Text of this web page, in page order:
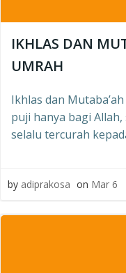
IKHLAS DAN
UMRAH
Ikhlas dan
puji hanya bagi
selalu tercurah
by adiprakosa on Mar 6